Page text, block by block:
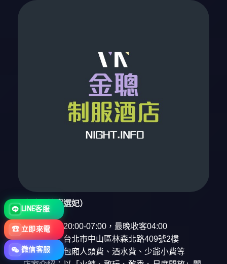
金聰（櫥窗選妃）
營業時間：20:00-07:00，最晚收客04:00
營業地點：台北市中山區林森北路409號2樓
消費方式：包廂人頭費、酒水費、少爺小費等
LINE客服
☎ 立即來電
微信客服